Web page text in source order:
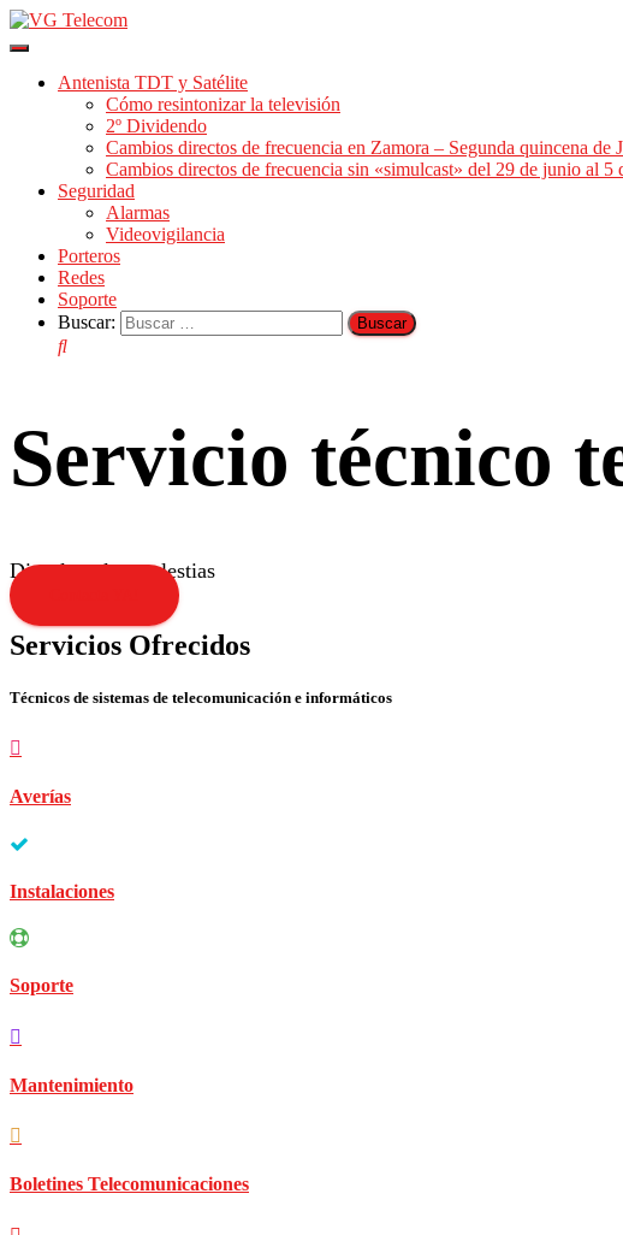
Cambiar
navegación
Antenista TDT y Satélite
Cómo resintonizar la televisión
2º Dividendo
Cambios directos de frecuencia en Zamora – Segunda quincena de
Cambios directos de frecuencia sin «simulcast» del 29 de junio al
Seguridad
Alarmas
Videovigilancia
Porteros
Redes
Soporte
Buscar:
Servicio técnico
Disculpen las molestias
Servicios Ofrecidos
Técnicos de sistemas de telecomunicación e informáticos
Averías
Instalaciones
Soporte
Mantenimiento
Boletines Telecomunicaciones